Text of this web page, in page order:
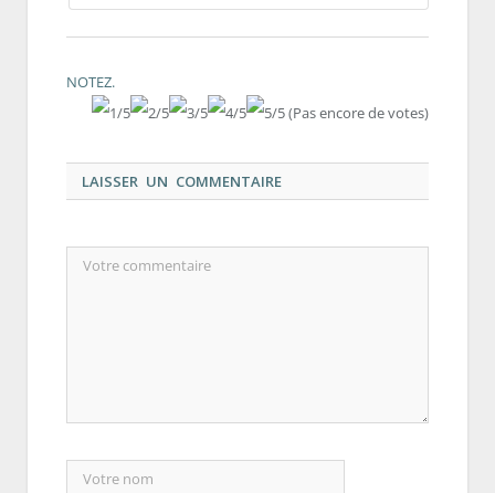
NOTEZ.
(Pas encore de votes)
LAISSER UN COMMENTAIRE